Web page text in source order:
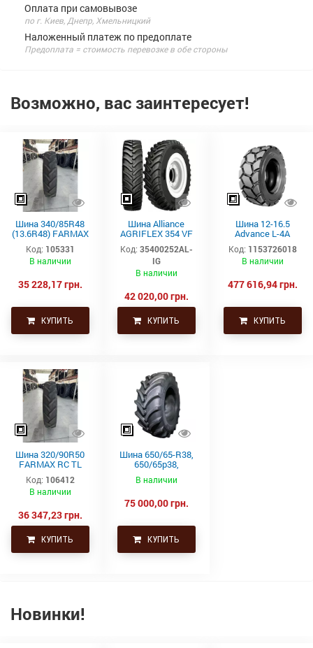
Оплата при самовывозе
по г. Киев, Днепр, Хмельницкий
Наложенный платеж по предоплате
Предоплата = стоимость перевозке в обе стороны
Возможно, вас заинтересует!
Шина 340/85R48
(13.6R48) FARMAX
RC TL 148D/151A8
CEAT
Код: 105331
В наличии
35 228,17 грн.
КУПИТЬ
Шина Alliance
AGRIFLEX 354 VF
320/90R42 148D
TL STEEL BELTED
Код: 35400252AL-
IG
В наличии
42 020,00 грн.
КУПИТЬ
Шина 12-16.5
Advance L-4A
(14PR, TL)
Код: 1153726018
В наличии
477 616,94 грн.
КУПИТЬ
Шина 320/90R50
FARMAX RC TL
150D CEAT
Код: 106412
В наличии
36 347,23 грн.
КУПИТЬ
Шина 650/65-R38,
650/65р38,
650х65х38 задние
колеса буряковый
В наличии
75 000,00 грн.
КУПИТЬ
Новинки!